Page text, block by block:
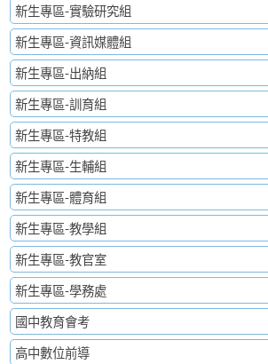
新生專區-實驗研究組
新生專區-資訊媒體組
新生專區-出納組
新生專區-訓育組
新生專區-特教組
新生專區-生輔組
新生專區-體育組
新生專區-教學組
新生專區-教官室
新生專區-學務處
國中教育會考
高中數位前導